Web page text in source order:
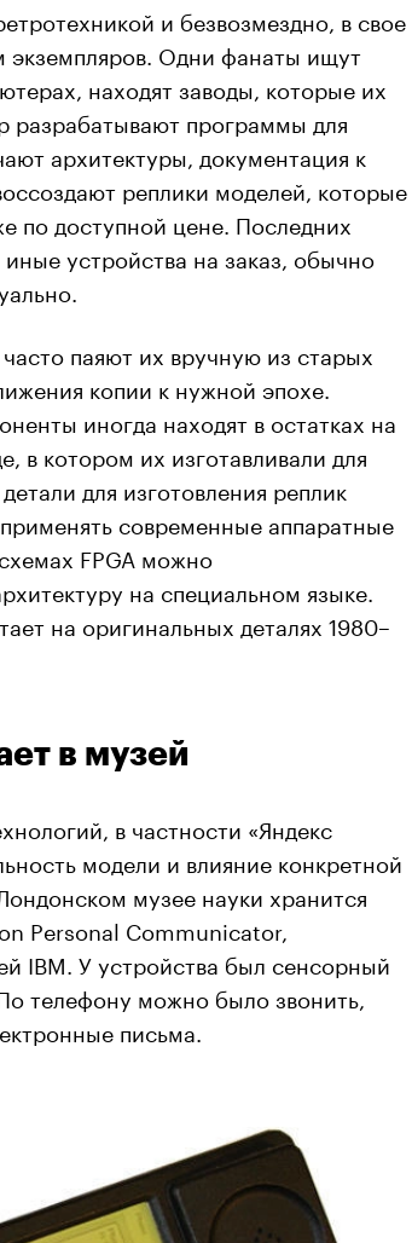
и безвозмездно, в свое
экземпляров. Одни фанаты ищут
находят заводы, которые их
разрабатывают программы для
архитектуры, документация к
реплики моделей, которые
по доступной цене. Последних
устройства на заказ, обычно
паяют их вручную из старых
копии к нужной эпохе.
иногда находят в остатках на
в котором их изготавливали для
для изготовления реплик
современные аппаратные
FPGA можно
на специальном языке.
на оригинальных деталях 1980–
в музей
в частности «Яндекс
модели и влияние конкретной
музее науки хранится
Personal Communicator,
IBM. У устройства был сенсорный
телефону можно было звонить,
письма.